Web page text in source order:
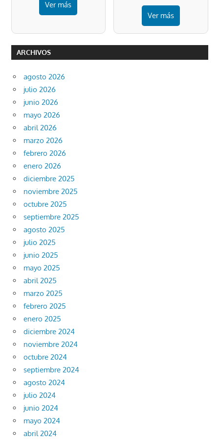
Ver más
Ver más
ARCHIVOS
agosto 2026
julio 2026
junio 2026
mayo 2026
abril 2026
marzo 2026
febrero 2026
enero 2026
diciembre 2025
noviembre 2025
octubre 2025
septiembre 2025
agosto 2025
julio 2025
junio 2025
mayo 2025
abril 2025
marzo 2025
febrero 2025
enero 2025
diciembre 2024
noviembre 2024
octubre 2024
septiembre 2024
agosto 2024
julio 2024
junio 2024
mayo 2024
abril 2024